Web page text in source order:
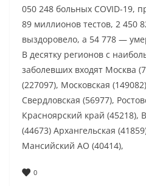
050 248 больных COVID-19,
89 миллионов тестов, 2 450
выздоровело, а 54 778 —
В десятку регионов с
заболевших входят Москва
(227097), Московская
Свердловская (56977),
Красноярский край (45218),
(44673) Архангельская
Мансийский АО (40414),
0